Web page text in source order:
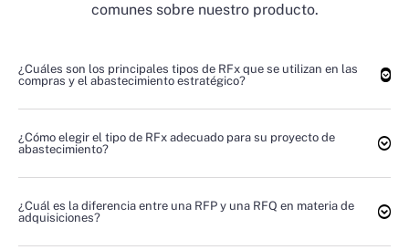
comunes sobre nuestro producto.
¿Cuáles son los principales tipos de RFx que se utilizan en las
compras y el abastecimiento estratégico?
¿Cómo elegir el tipo de RFx adecuado para su proyecto de
abastecimiento?
¿Cuál es la diferencia entre una RFP y una RFQ en materia de
adquisiciones?